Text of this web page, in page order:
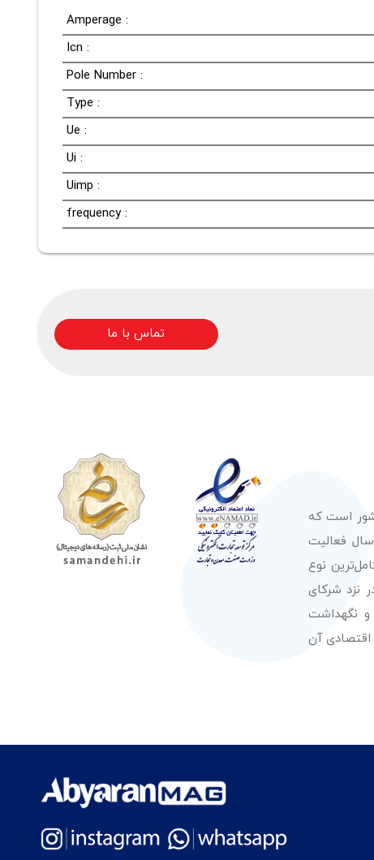
Amperage :
Icn :
Pole Number :
Type :
Ue :
Ui :
Uimp :
frequency :
تماس با ما
است که
عرضه با کیفیت‌ترین محصولات از معتبرترین برندهای شناخته شده بین‌المللی را در طول 50 سال فعالیت
نوع
نزد شرکای
و نگهداشت
اقتصادی آن